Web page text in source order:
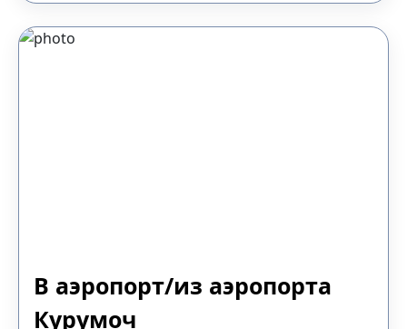
В аэропорт/из аэропорта
Курумоч